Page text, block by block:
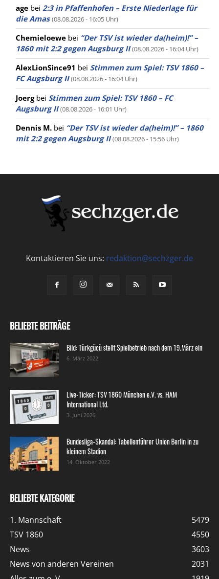
age bei 2:3 in Pfaffenhofen – Erste Niederlage für
die Amas (08.08.2026 - 16:05 Uhr)
Chemieloewe bei “Der TSV ist wieder da(heim)!” –
1860 mit 2:2 gegen Augsburg II (08.08.2026 - 16:04 Uhr)
AlexLionSince91 bei Stimmen zum Spiel: TSV 1860 –
FC Augsburg II (08.08.2026 - 16:04 Uhr)
Joergbei Stimmen zum Spiel: TSV 1860 – FC
Augsburg II (08.08.2026 - 16:01 Uhr)
Dennis M. bei “Der TSV ist wieder da(heim)!” – 1860
mit 2:2 gegen Augsburg II (08.08.2026 - 15:56 Uhr)
Kontaktieren Sie uns: redaktion@sechzger.de
BELIEBTE BEITRÄGE
Bild: Türkgücü stellt Spielbetrieb nach dem 19.März ein
6. März 2022
Live-Ticker: TSV 1860 München e.V. vs. HAM
International Ltd.
3. Juni 2026
Bundesliga-Skandal: Tabellenführer Union Berlin in zu
kleinem Stadion
14. Oktober 2022
BELIEBTE KATEGORIE
1. Mannschaft
5479
TSV 1860
4550
News
3603
News von anderen Vereinen
2031